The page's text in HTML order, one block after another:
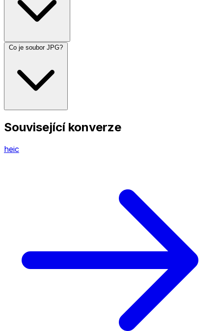
Co je soubor JPG?
Související konverze
heic